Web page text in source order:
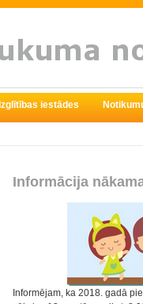
Izglītības iestādes
Informācija
Informējam, ka 2018. gadā